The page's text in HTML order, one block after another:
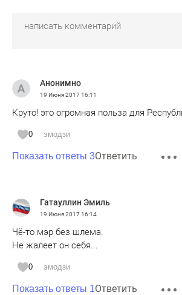
Анонимно
19 Июня 201716:11
Круто! это огромная польза для
0 эмодзи
Показать ответы 3Ответить
Гатауллин Эмиль
19 Июня 201716:14
Чё-то мэр без шлема.
Не жалеет он себя...
0 эмодзи
Показать ответы 1Ответить